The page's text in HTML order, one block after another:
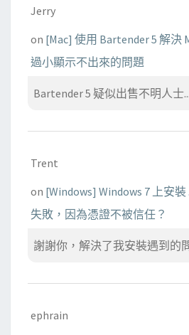
Jerry
on [Mac] 使用 Bartender 5 解決
過小顯示不出來的問題
Bartender 5 疑似出售不明人士...
Trent
on [Windows] Windows 7 上安裝
失敗，因為憑證不被信任？
謝謝你，解決了我安裝遇到的
ephrain